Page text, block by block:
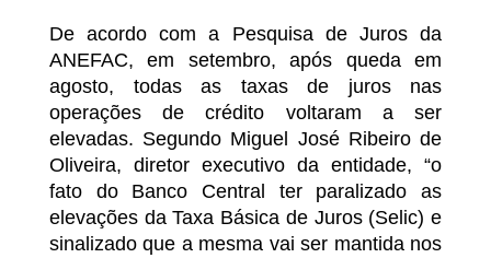
De acordo com a Pesquisa de Juros da
ANEFAC, em setembro, após queda em
agosto, todas as taxas de juros nas
operações de crédito voltaram a ser
elevadas. Segundo Miguel José Ribeiro de
Oliveira, diretor executivo da entidade, “o
fato do Banco Central ter paralizado as
elevações da Taxa Básica de Juros (Selic) e
sinalizado que a mesma vai ser mantida nos